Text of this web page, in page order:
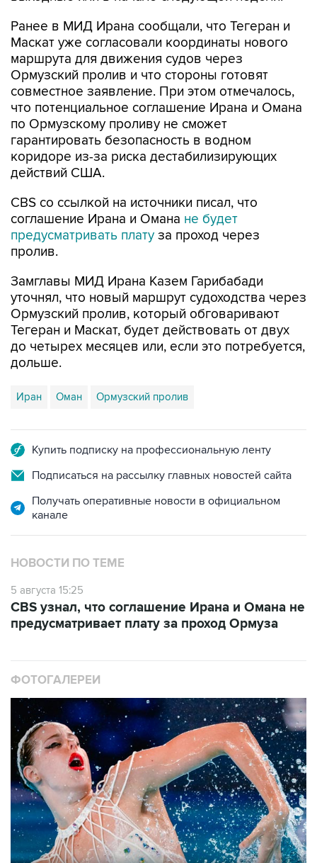
Ранее в МИД Ирана сообщали, что Тегеран и
Маскат уже согласовали координаты нового
маршрута для движения судов через
Ормузский пролив и что стороны готовят
совместное заявление. При этом отмечалось,
что потенциальное соглашение Ирана и Омана
по Ормузскому проливу не сможет
гарантировать безопасность в водном
коридоре из-за риска дестабилизирующих
действий США.
CBS со ссылкой на источники писал, что
соглашение Ирана и Омана не будет
предусматривать плату за проход через
пролив.
Замглавы МИД Ирана Казем Гарибабади
уточнял, что новый маршрут судоходства через
Ормузский пролив, который обговаривают
Тегеран и Маскат, будет действовать от двух
до четырех месяцев или, если это потребуется,
дольше.
Иран Оман Ормузский пролив
Купить подписку на профессиональную ленту
Подписаться на рассылку главных новостей сайта
Получать оперативные новости в официальном
канале
НОВОСТИ ПО ТЕМЕ
5 августа 15:25
CBS узнал, что соглашение Ирана и Омана не
предусматривает плату за проход Ормуза
ФОТОГАЛЕРЕИ